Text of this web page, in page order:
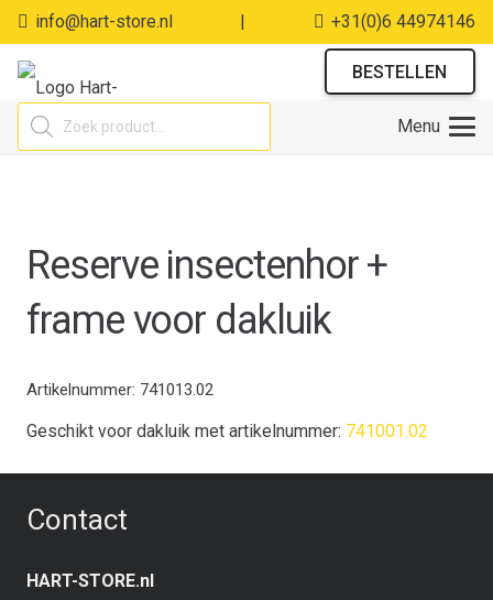
info@hart-store.nl | +31(0)6 44974146
BESTELLEN
Producten
zoeken
Menu
Reserve insectenhor +
frame voor dakluik
Artikelnummer: 741013.02
Geschikt voor dakluik met artikelnummer: 741001.02
Contact
HART-STORE.nl